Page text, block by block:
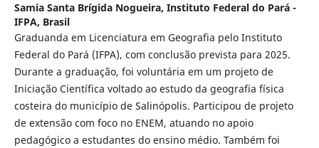
Samia Santa Brígida Nogueira, Instituto Federal do Pará -
IFPA, Brasil
Graduanda em Licenciatura em Geografia pelo Instituto
Federal do Pará (IFPA), com conclusão prevista para 2025.
Durante a graduação, foi voluntária em um projeto de
Iniciação Científica voltado ao estudo da geografia física
costeira do município de Salinópolis. Participou de projeto
de extensão com foco no ENEM, atuando no apoio
pedagógico a estudantes do ensino médio. Também foi